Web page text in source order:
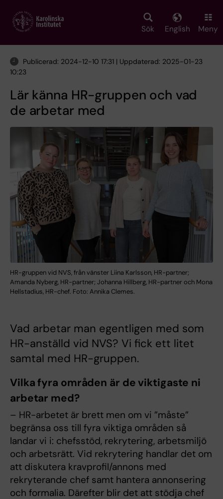
main
Sök English Meny
Publicerad: 2024-12-10 17:31 | Uppdaterad: 2025-01-23
10:23
Lär känna HR-gruppen och vad
de arbetar med
HR-gruppen vid NVS, från vänster Liina Karlsson, HR-partner;
Amanda Nyberg, HR-partner; Johanna Hillberg, HR-partner och Mona
Hellstadius, HR-chef. Foto: Annika Clemes.
Vad arbetar man egentligen med som
HR-anställd vid NVS? Vi fick ett litet
samtal med HR-gruppen.
Vilka fyra områden är de viktigaste ni
arbetar med?
– HR-arbetet är brett men om vi ”måste”
begränsa oss till fyra viktiga områden så
landar vi i: chefsstöd, rekrytering, arbetsmiljö
och arbetsrätt. Vid rekrytering handlar det om
att diskutera kravprofil/annons med
rekryterande chef samt hantera annonsering
och formalia. Därefter blir det att stödja chef